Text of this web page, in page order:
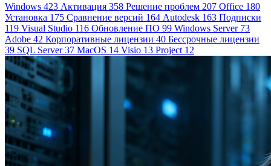
Windows 423 Активация 358 Решение проблем 207 Office 180
Установка 175 Сравнение версий 164 Autodesk 163 Подписки
119 Visual Studio 116 Обновление ПО 99 Windows Server 73
Adobe 42 Корпоративные лицензии 40 Бессрочные лицензии
39 SQL Server37 MacOS 14 Visio 13 Project 12